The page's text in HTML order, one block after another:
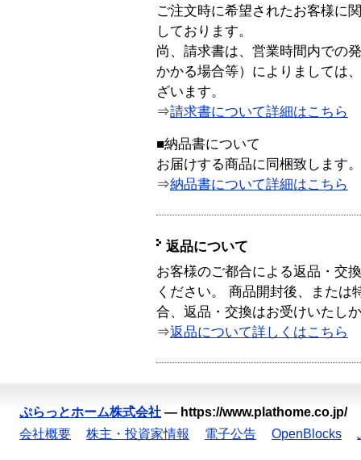
ご注文時に希望されたお客様に
しております。
尚、請求書は、営業時間内での
かかる場合等）によりましては
ざいます。
⇒請求書について詳細はこちら
■納品書について
お届けする商品に同梱致します。
⇒納品書について詳細はこちら
返品について
お客様のご都合による返品・交
ください。 商品開封後、または
合、返品・交換はお受けいたし
⇒返品について詳しくはこちら
ぷらっとホーム株式会社 — https://www.plathome.co.jp/
会社概要
株主・投資家情報 電子公告 OpenBlocks